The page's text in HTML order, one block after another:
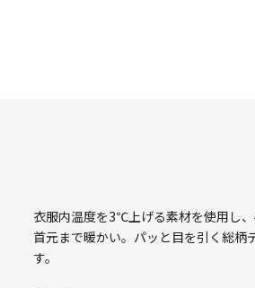
衣服内温度を3℃上げる素材を使用し
首元まで暖かい。パッと目を引く総柄
す。